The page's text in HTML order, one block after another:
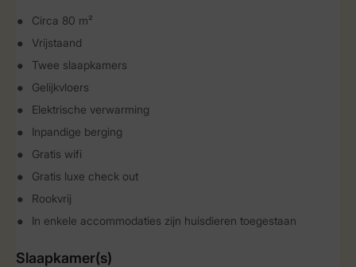
Circa 80 m²
Vrijstaand
Twee slaapkamers
Gelijkvloers
Elektrische verwarming
Inpandige berging
Gratis wifi
Gratis luxe check out
Rookvrij
In enkele accommodaties zijn huisdieren toegestaan
Slaapkamer(s)